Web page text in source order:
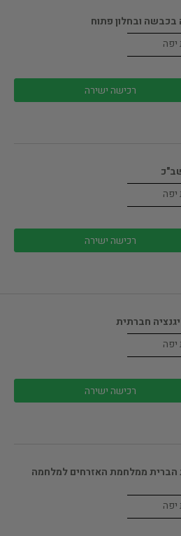
ובחלון פתוח
יפה
רכישה ישירה
יפה
רכישה ישירה
חברתית
יפה
רכישה ישירה
הברית ממלחמת האזרחים למלחמה
יפה